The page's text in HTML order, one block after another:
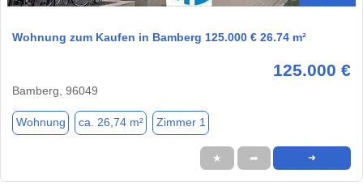
Wohnung zum Kaufen in Bamberg 125.000 € 26.74 m²
125.000 €
Bamberg, 96049
Wohnung ca. 26,74 m² Zimmer 1
★ ➦ ➜